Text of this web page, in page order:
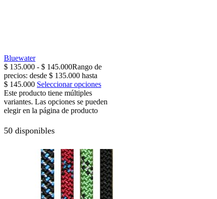
Bluewater
$ 135.000 - $ 145.000Rango de
precios: desde $ 135.000 hasta
$ 145.000 Seleccionar opciones
Este producto tiene múltiples
variantes. Las opciones se pueden
elegir en la página de producto
50 disponibles